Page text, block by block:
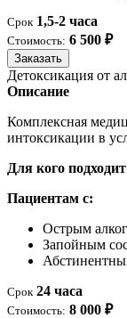
Срок 1,5-2 часа
Стоимость: 6 500 ₽
Заказать
Детоксикация от
Описание
Комплексная
интоксикации в
Для кого подходит
Пациентам с:
Острым
Запойным
Срок 24 часа
Стоимость: 8 000 ₽